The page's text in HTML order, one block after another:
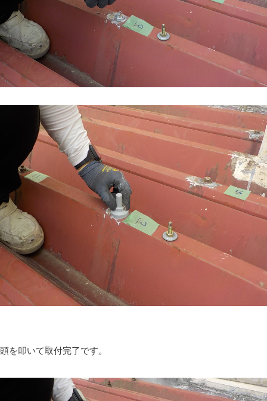
頭を叩いて取付完了です。